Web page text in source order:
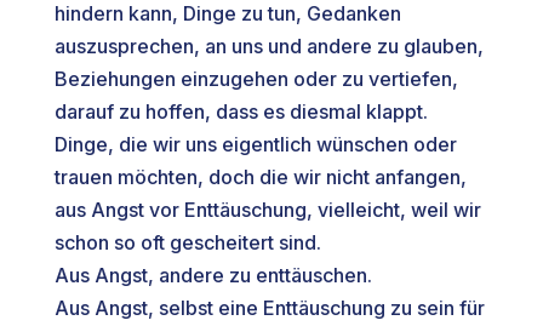
hindern kann, Dinge zu tun, Gedanken
auszusprechen, an uns und andere zu glauben,
Beziehungen einzugehen oder zu vertiefen,
darauf zu hoffen, dass es diesmal klappt.
Dinge, die wir uns eigentlich wünschen oder
trauen möchten, doch die wir nicht anfangen,
aus Angst vor Enttäuschung, vielleicht, weil wir
schon so oft gescheitert sind.
Aus Angst, andere zu enttäuschen.
Aus Angst, selbst eine Enttäuschung zu sein für